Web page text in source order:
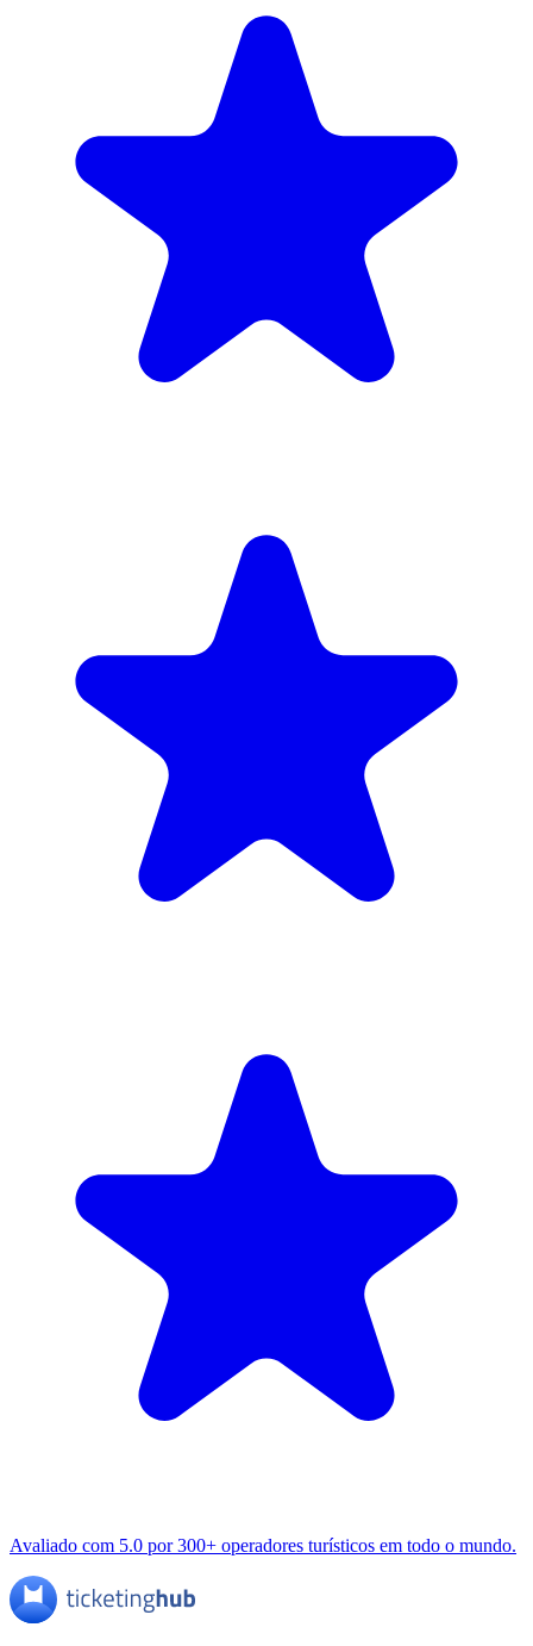
Avaliado com 5.0 por 300+ operadores turísticos em todo o mundo.